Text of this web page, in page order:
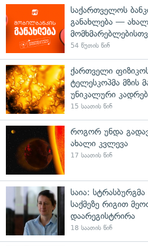
საქართველოს
განახლება —
54 წუთის წინ
ქართველი
ტელესკოპმა მზის
უნიკალური
15 საათის წინ
როგორ უნდა
ახალი კვლევა
17 საათის წინ
საია:
საქმეზე რიგით
დაარეგისტრირა
18 საათის წინ